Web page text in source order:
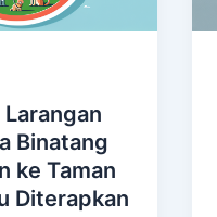
Binatang
ke Taman
Diterapkan